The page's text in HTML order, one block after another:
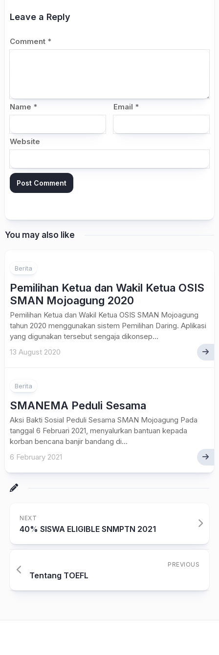
Leave a Reply
Comment *
Name * Email *
Website
You may also like
Berita
Pemilihan Ketua dan Wakil Ketua OSIS
SMAN Mojoagung 2020
Pemilihan Ketua dan Wakil Ketua OSIS SMAN Mojoagung
tahun 2020 menggunakan sistem Pemilihan Daring. Aplikasi
yang digunakan tersebut sengaja dikonsep...
13 August 2020
Berita
SMANEMA Peduli Sesama
Aksi Bakti Sosial Peduli Sesama SMAN Mojoagung Pada
tanggal 6 Februari 2021, menyalurkan bantuan kepada
korban bencana banjir bandang di...
6 February 2021
NEXT
40% SISWA ELIGIBLE SNMPTN 2021
PREVIOUS
Tentang TOEFL